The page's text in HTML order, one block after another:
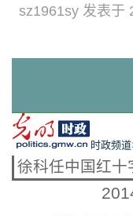
sz1961sy 发表于
时政频道
徐科任中国红十